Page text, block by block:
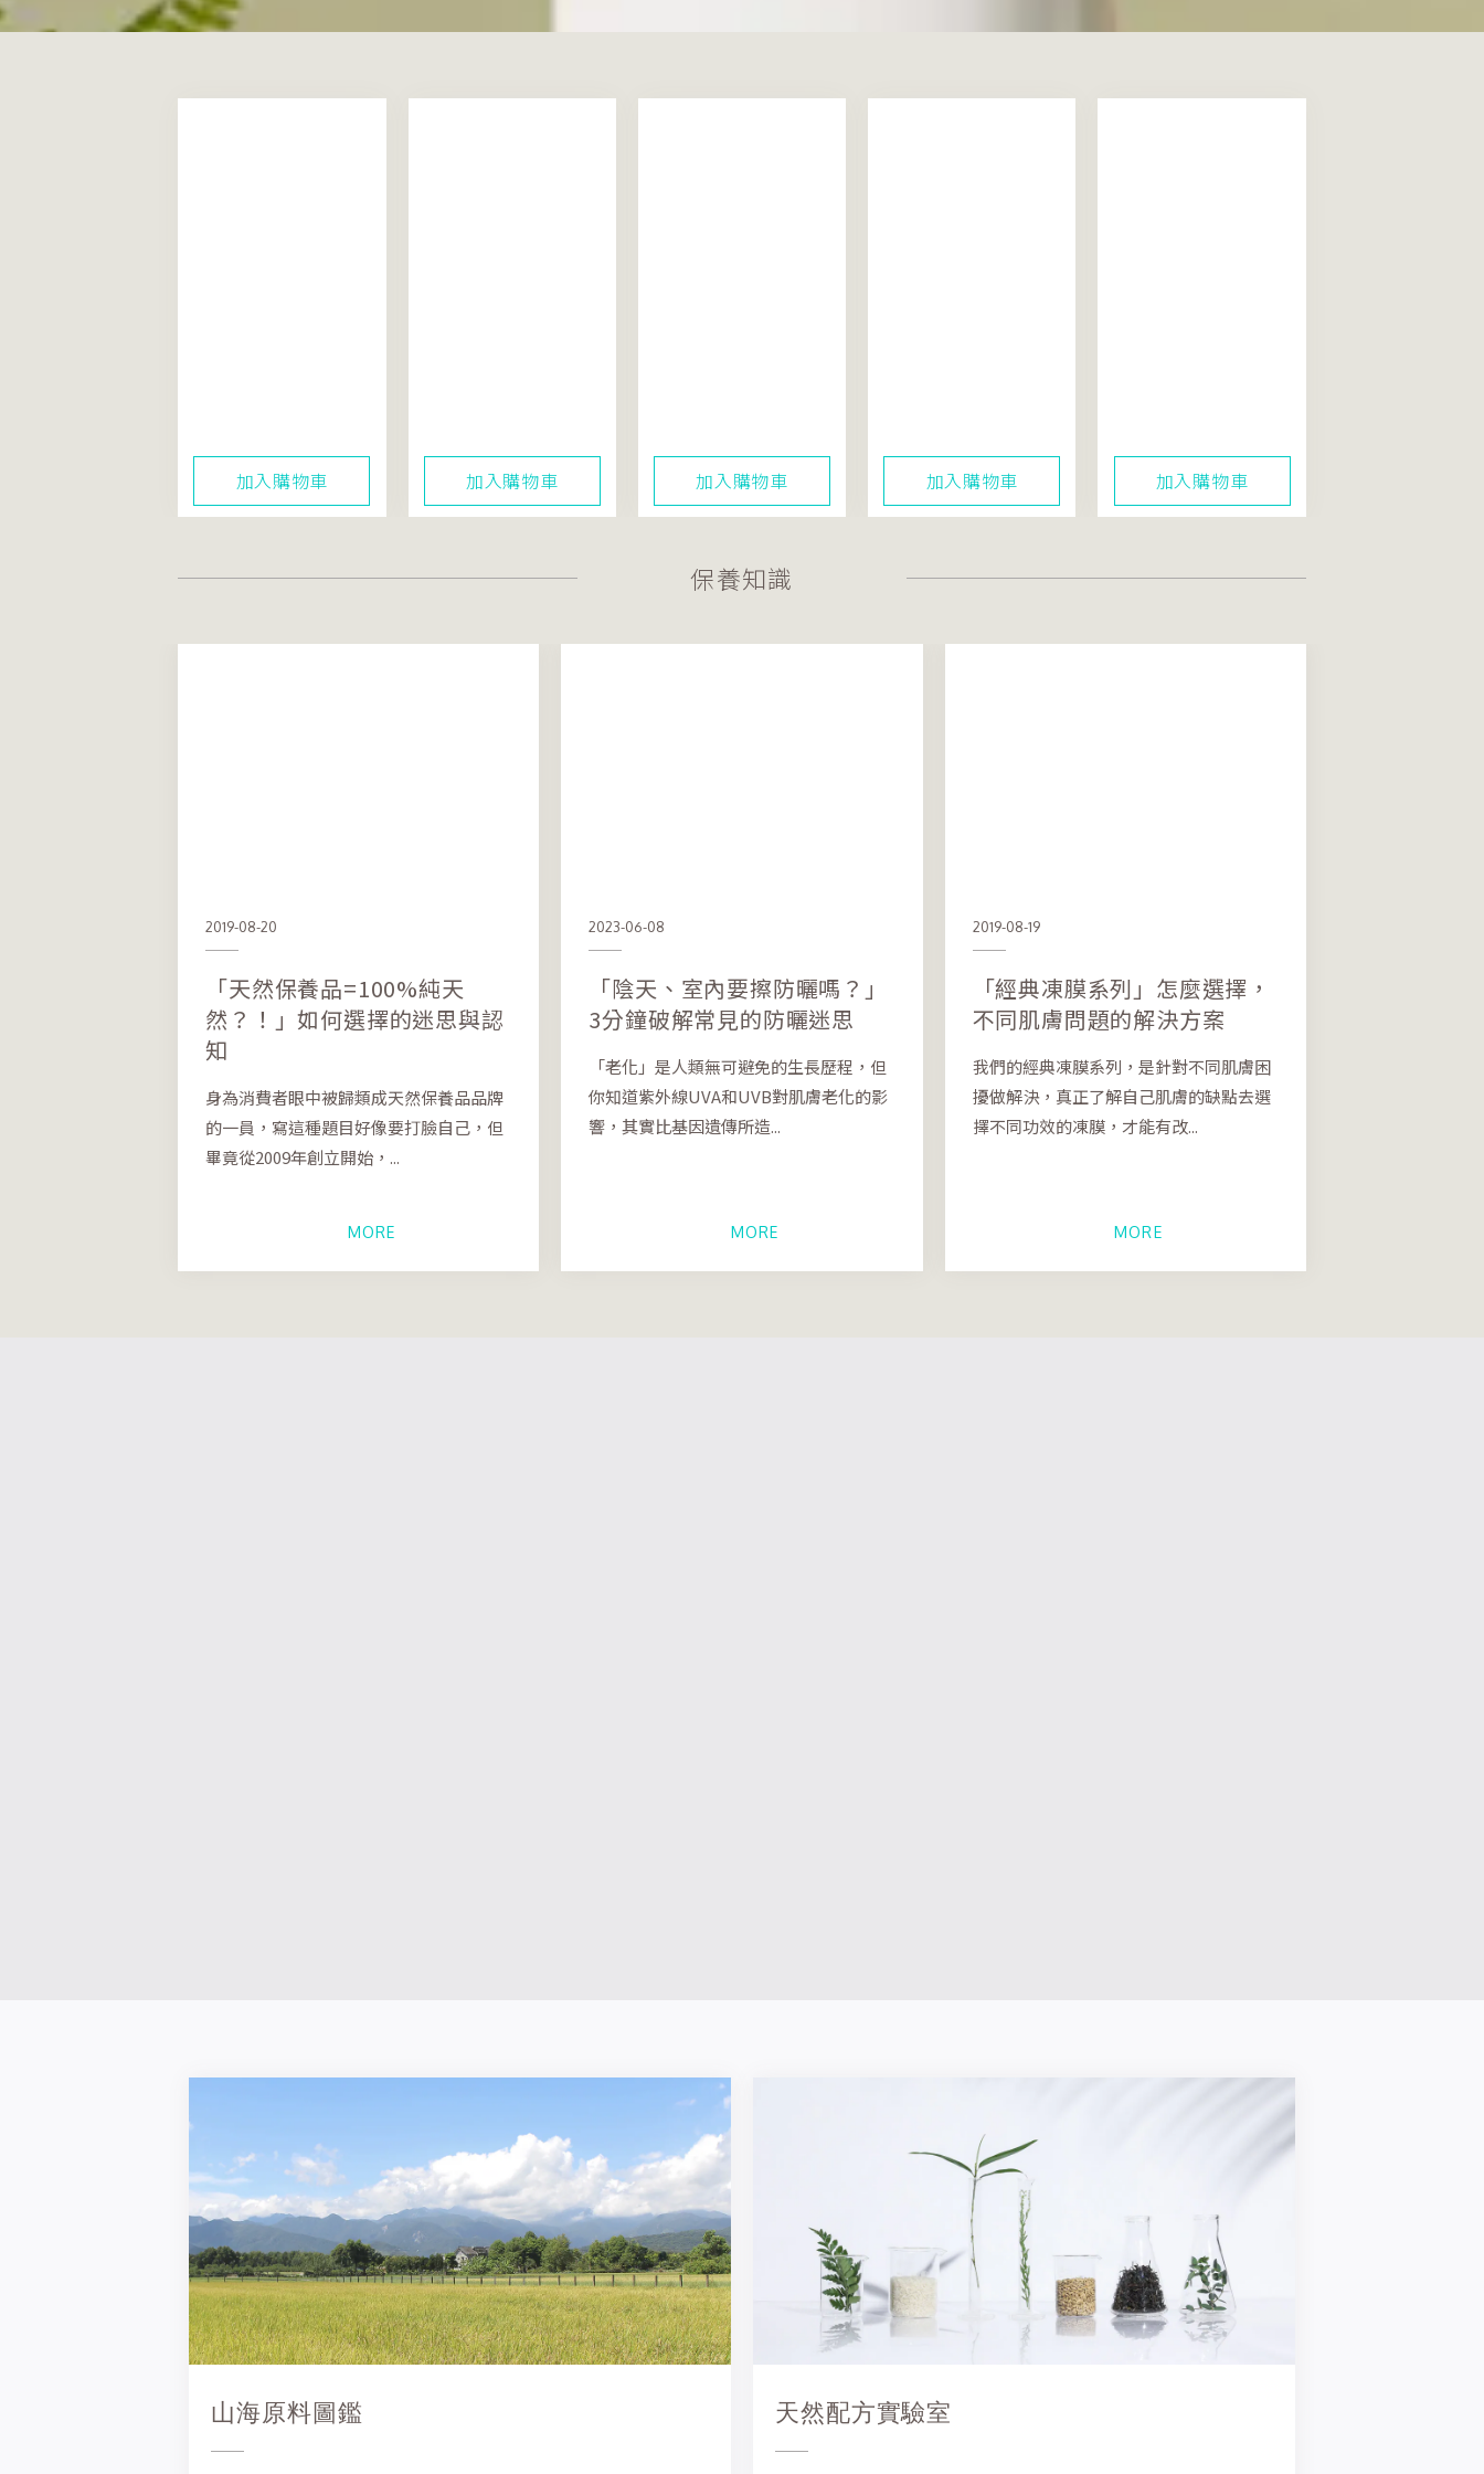
加入購物車 加入購物車 加入購物車 加入購物車 加入購物車
保養知識
2019-08-20
「天然保養品=100%純天
然？！」如何選擇的迷思與認
知
身為消費者眼中被歸類成天然保養品品牌
的一員，寫這種題目好像要打臉自己，但
畢竟從2009年創立開始，...
MORE
2023-06-08
「陰天、室內要擦防曬嗎？」
3分鐘破解常見的防曬迷思
「老化」是人類無可避免的生長歷程，但
你知道紫外線UVA和UVB對肌膚老化的影
響，其實比基因遺傳所造...
MORE
2019-08-19
「經典凍膜系列」怎麼選擇，
不同肌膚問題的解決方案
我們的經典凍膜系列，是針對不同肌膚困
擾做解決，真正了解自己肌膚的缺點去選
擇不同功效的凍膜，才能有改...
MORE
山海原料圖鑑 天然配方實驗室